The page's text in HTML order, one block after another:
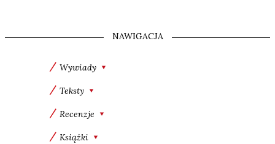
NAWIGACJA
Wywiady
Teksty
Recenzje
Książki